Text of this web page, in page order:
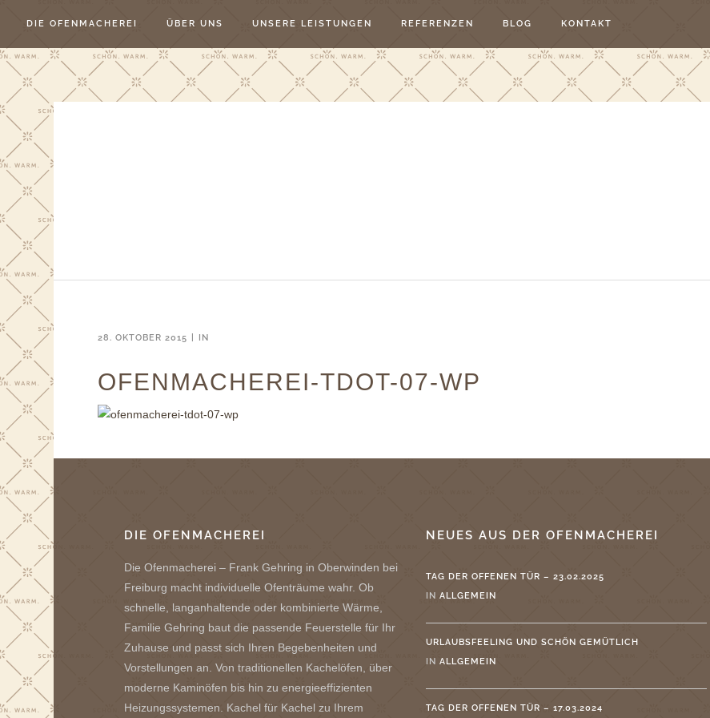
DIE OFENMACHEREI ÜBER UNS UNSERE LEISTUNGEN REFERENZEN BLOG KONTAKT
28. OKTOBER 2015 IN
OFENMACHEREI-TDOT-07-WP
DIE OFENMACHEREI
Die Ofenmacherei – Frank Gehring in Oberwinden bei
Freiburg macht individuelle Ofenträume wahr. Ob
schnelle, langanhaltende oder kombinierte Wärme,
Familie Gehring baut die passende Feuerstelle für Ihr
Zuhause und passt sich Ihren Begebenheiten und
Vorstellungen an. Von traditionellen Kachelöfen, über
moderne Kaminöfen bis hin zu energieeffizienten
Heizungssystemen. Kachel für Kachel zu Ihrem
NEUES AUS DER OFENMACHEREI
TAG DER OFFENEN TÜR – 23.02.2025
IN ALLGEMEIN
URLAUBSFEELING UND SCHÖN GEMÜTLICH
IN ALLGEMEIN
TAG DER OFFENEN TÜR – 17.03.2024